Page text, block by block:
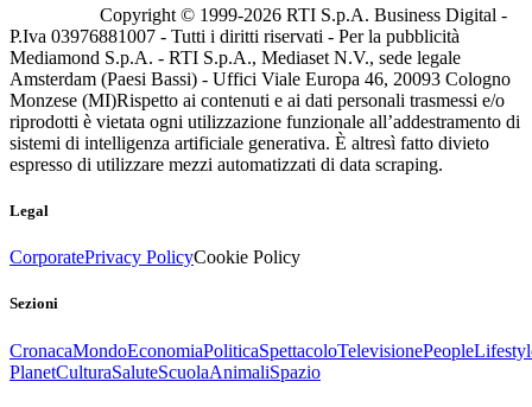
Copyright © 1999-2026 RTI S.p.A. Business Digital -
P.Iva 03976881007 - Tutti i diritti riservati - Per la pubblicità
Mediamond S.p.A. - RTI S.p.A., Mediaset N.V., sede legale
Amsterdam (Paesi Bassi) - Uffici Viale Europa 46, 20093 Cologno
Monzese (MI)Rispetto ai contenuti e ai dati personali trasmessi e/o
riprodotti è vietata ogni utilizzazione funzionale all’addestramento di
sistemi di intelligenza artificiale generativa. È altresì fatto divieto
espresso di utilizzare mezzi automatizzati di data scraping.
Legal
CorporatePrivacy PolicyCookie Policy
Sezioni
CronacaMondoEconomiaPoliticaSpettacoloTelevisionePeople
PlanetCulturaSaluteScuolaAnimaliSpazio